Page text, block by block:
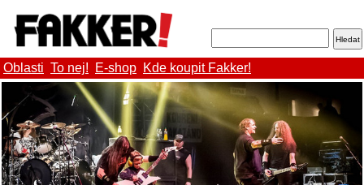
Oblasti To nej! E-shop Kde koupit Fakker!